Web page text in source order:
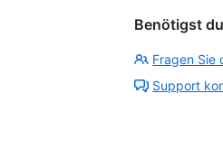
Benötigst
Fragen Sie
Support